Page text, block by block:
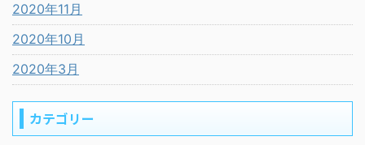
2020年11月
2020年10月
2020年3月
カテゴリー